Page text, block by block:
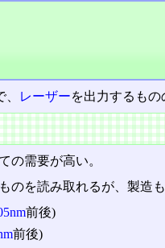
レーザーを出力するもの
の需要が高い。
のを読み取れるが、製造
前後)
前後)